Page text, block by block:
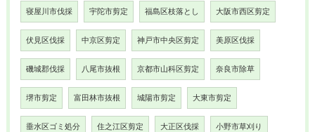
寝屋川市伐採 宇陀市剪定 福島区枝落とし 大阪市西区剪定
伏見区伐採 中京区剪定 神戸市中央区剪定 美原区伐採
磯城郡伐採 八尾市抜根 京都市山科区剪定 奈良市除草
堺市剪定 富田林市抜根 城陽市剪定 大東市剪定
垂水区ゴミ処分 住之江区剪定 大正区伐採 小野市草刈り